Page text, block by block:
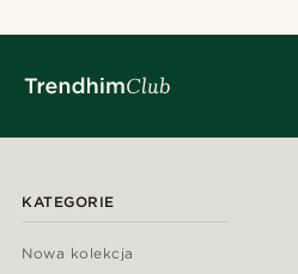
KATEGORIE
Nowa kolekcja